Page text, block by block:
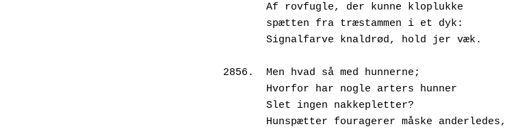
       Af rovfugle, der kunne kloplukke
       spætten fra træstammen i et dyk:
       Signalfarve knaldrød, hold jer væk.
2856.  Men hvad så med hunnerne;
       Hvorfor har nogle arters hunner
       Slet ingen nakkepletter?
       Hunspætter fouragerer måske anderledes,